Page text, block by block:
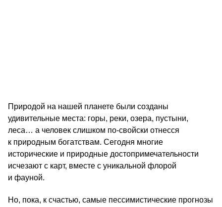
Природой на нашей планете были созданы
удивительные места: горы, реки, озера, пустыни,
леса… а человек слишком по-свойски отнесся
к природным богатствам. Сегодня многие
исторические и природные достопримечательности
исчезают с карт, вместе с уникальной флорой
и фауной.
Но, пока, к счастью, самые пессимистические прогнозы